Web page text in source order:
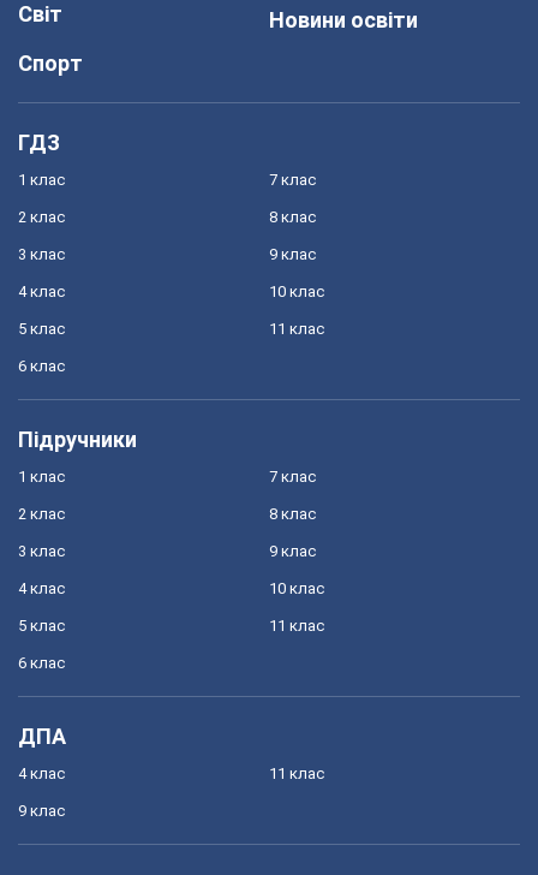
Світ
Спорт
Новини освіти
ГДЗ
1 клас
2 клас
3 клас
4 клас
5 клас
6 клас
7 клас
8 клас
9 клас
10 клас
11 клас
Підручники
1 клас
2 клас
3 клас
4 клас
5 клас
6 клас
7 клас
8 клас
9 клас
10 клас
11 клас
ДПА
4 клас
9 клас
11 клас